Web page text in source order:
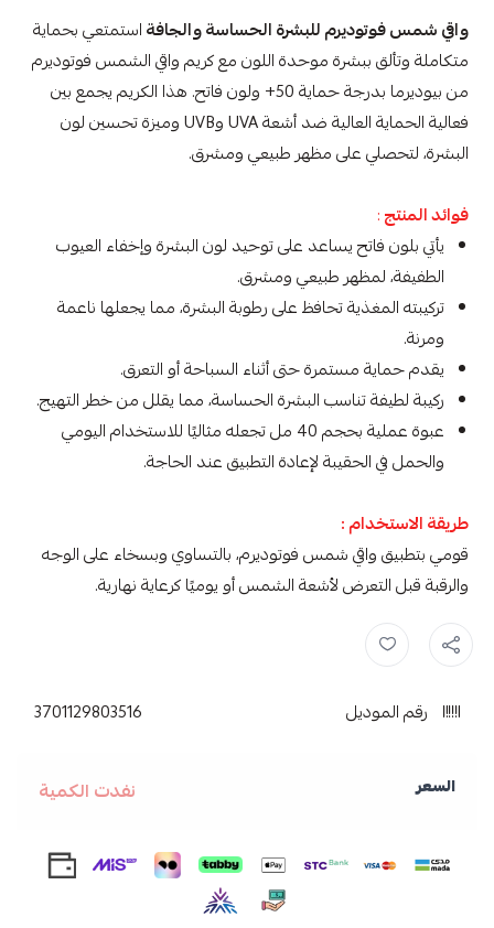
واقي شمس فوتوديرم للبشرة الحساسة والجافةاستمتعي بحماية
متكاملة وتألق ببشرة موحدة اللون مع كريم واقي الشمس فوتوديرم
من بيوديرما بدرجة حماية 50+ ولون فاتح. هذا الكريم يجمع بين
فعالية الحماية العالية ضد أشعة UVA وUVB وميزة تحسين لون
البشرة، لتحصلي على مظهر طبيعي ومشرق.
فوائد المنتج:
يأتي بلون فاتح يساعد على توحيد لون البشرة وإخفاء العيوب
الطفيفة، لمظهر طبيعي ومشرق.
تركيبته المغذية تحافظ على رطوبة البشرة، مما يجعلها ناعمة
ومرنة.
يقدم حماية مستمرة حتى أثناء السباحة أو التعرق.
ركيبة لطيفة تناسب البشرة الحساسة، مما يقلل من خطر التهيج.
عبوة عملية بحجم 40 مل تجعله مثاليًا للاستخدام اليومي
والحمل في الحقيبة لإعادة التطبيق عند الحاجة.
طريقة الاستخدام :
قومي بتطبيق واقي شمس فوتوديرم، بالتساوي وبسخاء على الوجه
والرقبة قبل التعرض لأشعة الشمس أو يوميًا كرعاية نهارية.
واقي شمس للبشرة الحساسة ,
رقم الموديل 3701129803516
السعر نفدت الكمية